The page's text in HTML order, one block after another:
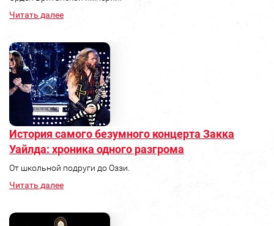
Читать далее
История самого безумного концерта Закка
Уайлда: хроника одного разгрома
От школьной подруги до Оззи.
Читать далее